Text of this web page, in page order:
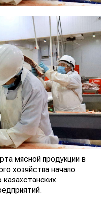
мясной продукции в
хозяйства начало